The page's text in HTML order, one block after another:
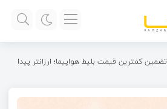
تضمین کمترین قیمت بلیط هواپیما؛ ارزانتر پیدا